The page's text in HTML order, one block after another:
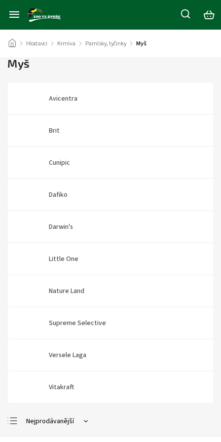
/ Hlodavci / Krmiva / Pamlsky, tyčinky / Myš
Myš
Avicentra
Brit
Cunipic
Dafiko
Darwin's
Little One
Nature Land
Supreme Selective
Versele Laga
Vitakraft
Nejprodávanější